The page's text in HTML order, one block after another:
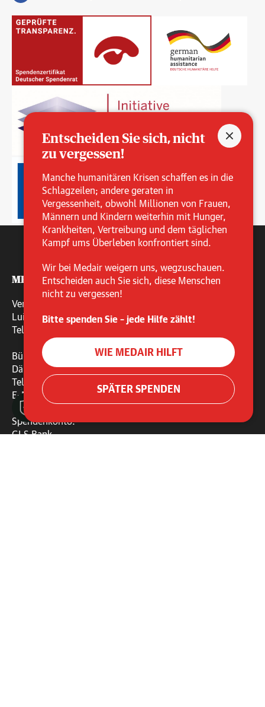
MEDAIR e.V.
Vereinssitz und Büro Wiesbaden:
Luisenplatz 1 | 65185 Wiesbaden
Telefon +49 (0)611 1726 5360
Büro Berlin:
Dänenstraße 5 | 10439 Berlin
Telefon: +49 (0)30 3101 7242
E-Mail: deutschland@medair.org
Spendenkonto:
GLS Bank
Entscheiden Sie sich, nicht
zu vergessen!
Manche humanitären Krisen schaffen es in die
Schlagzeilen; andere geraten in
Vergessenheit, obwohl Millionen von Frauen,
Männern und Kindern weiterhin mit Hunger,
Krankheiten, Vertreibung und dem täglichen
Kampf ums Überleben konfrontiert sind.
Wir bei Medair weigern uns, wegzuschauen.
Entscheiden auch Sie sich, diese Menschen
nicht zu vergessen!
Bitte spenden Sie – jede Hilfe zählt!
WIE MEDAIR HILFT
SPÄTER SPENDEN